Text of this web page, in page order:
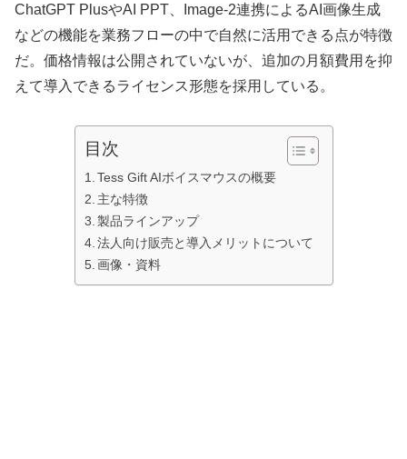
ChatGPT PlusやAI PPT、Image-2連携によるAI画像生成
などの機能を業務フローの中で自然に活用できる点が特徴
だ。価格情報は公開されていないが、追加の月額費用を抑
えて導入できるライセンス形態を採用している。
目次
Tess Gift AIボイスマウスの概要
主な特徴
製品ラインアップ
法人向け販売と導入メリットについて
画像・資料